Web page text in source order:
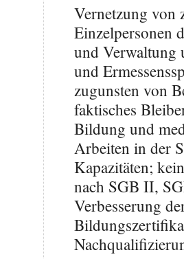
Vernetzung von
Einzelpersonen
und Verwaltung
und
zugunsten von
faktisches
Bildung und
Arbeiten in der
Kapazitäten;
nach SGB II,
Verbesserung